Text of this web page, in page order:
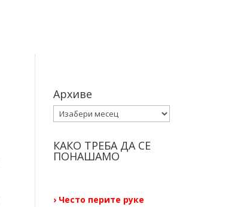
Архиве
Архиве
КАКО ТРЕБА ДА СЕ
ПОНАШАМО
› Често перите руке